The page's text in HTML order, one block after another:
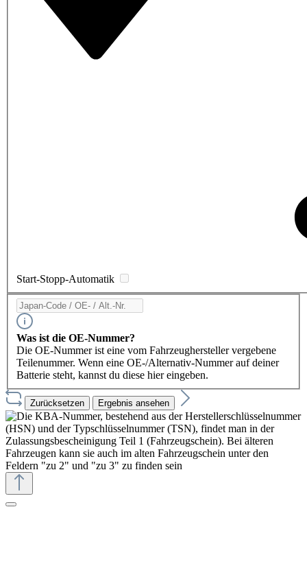
Start-Stopp-Automatik
Was ist die OE-Nummer?
Die OE-Nummer ist eine vom Fahrzeughersteller vergebene
Teilenummer. Wenn eine OE-/Alternativ-Nummer auf deiner
Batterie steht, kannst du diese hier eingeben.